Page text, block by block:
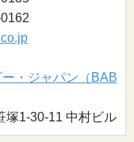
・ジャパン（BAB
塚1-30-11 中村ビル